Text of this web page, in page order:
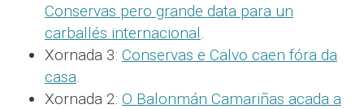
Conservas pero grande data para un
carballés internacional.
Xornada 3: Conservas e Calvo caen fóra da
casa.
Xornada 2: O Balonmán Camariñas acada a